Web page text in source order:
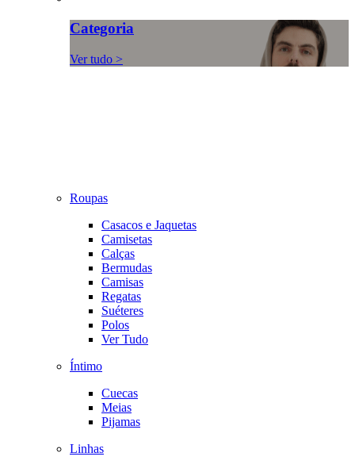
Categoria
Ver tudo >
Roupas
Casacos e Jaquetas
Camisetas
Calças
Bermudas
Camisas
Regatas
Suéteres
Polos
Ver Tudo
Íntimo
Cuecas
Meias
Pijamas
Linhas